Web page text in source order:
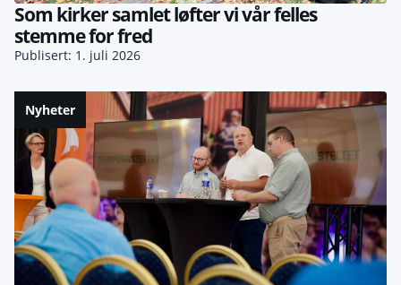
Som kirker samlet løfter vi vår felles
stemme for fred
Publisert: 1. juli 2026
Nyheter